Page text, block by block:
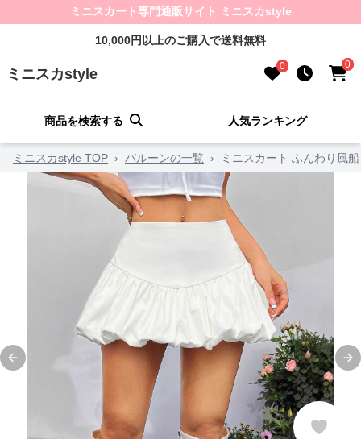
ミニスカート専門通販サイト ミニスカstyle
10,000円以上のご購入で送料無料
ミニスカstyle 0 0
商品を検索する 人気ランキング
ミニスカstyle TOP › バルーンの一覧 › ミニスカート ふんわり風
Previous slide